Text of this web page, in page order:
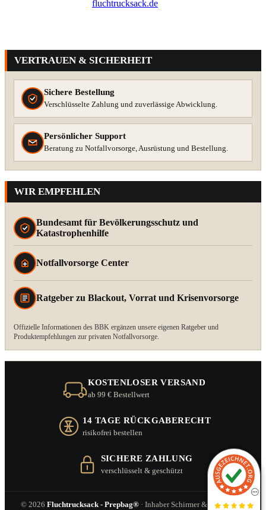
VERTRAUEN & SICHERHEIT
Sichere Bestellung
Verschlüsselte Zahlung und zuverlässige Abwicklung.
Persönlicher Support
Beratung zu Notfallvorsorge, Ausrüstung und Bestellung.
WIR EMPFEHLEN
Bundesamt für Bevölkerungsschutz und
Katastrophenhilfe
Notfallvorsorge Center
Ratgeber zu Blackout, Vorrat und Krisenvorsorge
Offizielle Informationen des BBK ergänzen unsere eigenen Ratgeber und
Produktempfehlungen zur privaten Notfallvorsorge.
KOSTENLOSER VERSAND
ab 99 € Bestellwert
14 TAGE RÜCKGABERECHT
risikofrei bestellen
SICHERE ZAHLUNG
verschlüsselt & geschützt
© 2026 Fluchtrucksack - Prepbag® · Inhaber Schirmer & Zitzl GbR ·